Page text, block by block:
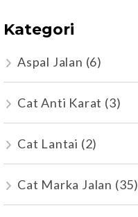
Kategori
Aspal Jalan (6)
Cat Anti Karat (3)
Cat Lantai (2)
Cat Marka Jalan (35)